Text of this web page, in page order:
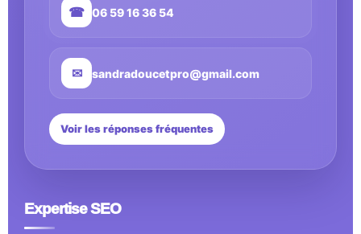
☎ 06 59 16 36 54
✉ sandradoucetpro@gmail.com
Voir les réponses fréquentes
Expertise SEO